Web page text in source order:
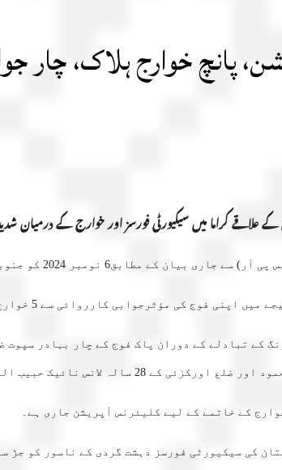
پانچ خوارج ہلاک، چار
میں سیکیورٹی فورسز اور خوارج کے درمیان شدید فائرنگ کا تبادلہ ہوا،
کے علاقے کراما میں سیکیورٹی فورسز اور خوارج کے درمیان فائرنگ کا تبادلہ ہوا۔
فوج کی مؤثرجوابی کارروائی سے 5 خوارج ہلاک کر دیے گئے۔
کے خاتمے کے لیے کلیئرنس آپریشن جاری ہے۔
کی سیکیورٹی فورسز دہشت گردی کے ناسور کو